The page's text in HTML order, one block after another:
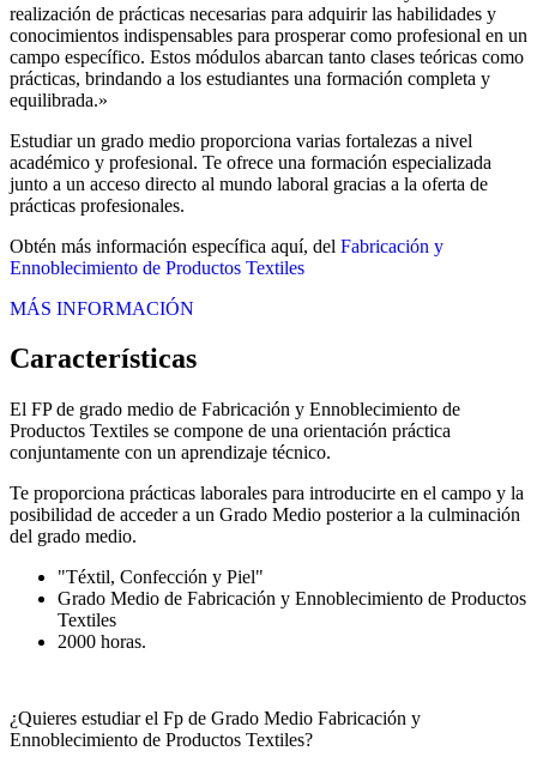
realización de prácticas necesarias para adquirir las habilidades y
conocimientos indispensables para prosperar como profesional en un
campo específico. Estos módulos abarcan tanto clases teóricas como
prácticas, brindando a los estudiantes una formación completa y
equilibrada.»
Estudiar un grado medio proporciona varias fortalezas a nivel
académico y profesional. Te ofrece una formación especializada
junto a un acceso directo al mundo laboral gracias a la oferta de
prácticas profesionales.
Obtén más información específica aquí, del Fabricación y
Ennoblecimiento de Productos Textiles
MÁS INFORMACIÓN
Características
El FP de grado medio de Fabricación y Ennoblecimiento de
Productos Textiles se compone de una orientación práctica
conjuntamente con un aprendizaje técnico.
Te proporciona prácticas laborales para introducirte en el campo y la
posibilidad de acceder a un Grado Medio posterior a la culminación
del grado medio.
"Téxtil, Confección y Piel"
Grado Medio de Fabricación y Ennoblecimiento de Productos
Textiles
2000 horas.
¿Quieres estudiar el Fp de Grado Medio Fabricación y
Ennoblecimiento de Productos Textiles?